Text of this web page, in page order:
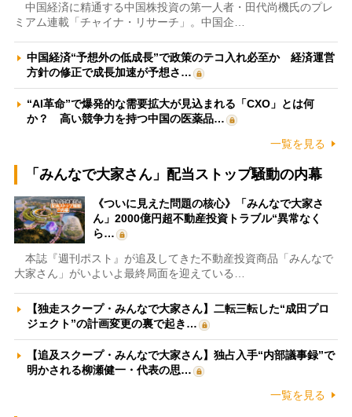
中国経済に精通する中国株投資の第一人者・田代尚機氏のプレ
ミアム連載「チャイナ・リサーチ」。中国企…
中国経済“予想外の低成長”で政策のテコ入れ必至か 経済運営
方針の修正で成長加速が予想さ…
“AI革命”で爆発的な需要拡大が見込まれる「CXO」とは何
か？ 高い競争力を持つ中国の医薬品…
一覧を見る
「みんなで大家さん」配当ストップ騒動の内幕
《ついに見えた問題の核心》「みんなで大家さ
ん」2000億円超不動産投資トラブル“異常なく
ら…
本誌『週刊ポスト』が追及してきた不動産投資商品「みんなで
大家さん」がいよいよ最終局面を迎えている…
【独走スクープ・みんなで大家さん】二転三転した“成田プロ
ジェクト”の計画変更の裏で起き…
【追及スクープ・みんなで大家さん】独占入手“内部議事録”で
明かされる柳瀬健一・代表の思…
一覧を見る